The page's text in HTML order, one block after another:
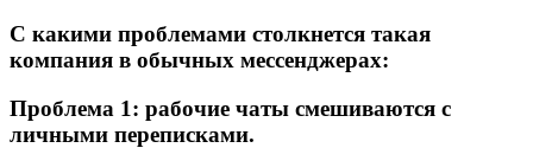
С какими проблемами столкнется такая
компания в обычных мессенджерах:
Проблема 1: рабочие чаты смешиваются с
личными переписками.